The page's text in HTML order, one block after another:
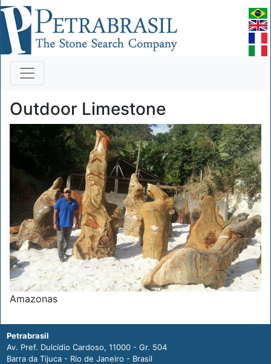
Outdoor Limestone
Amazonas
Petrabrasil
Av. Pref. Dulcídio Cardoso, 11000 - Gr. 504
Barra da Tijuca - Rio de Janeiro - Brasil